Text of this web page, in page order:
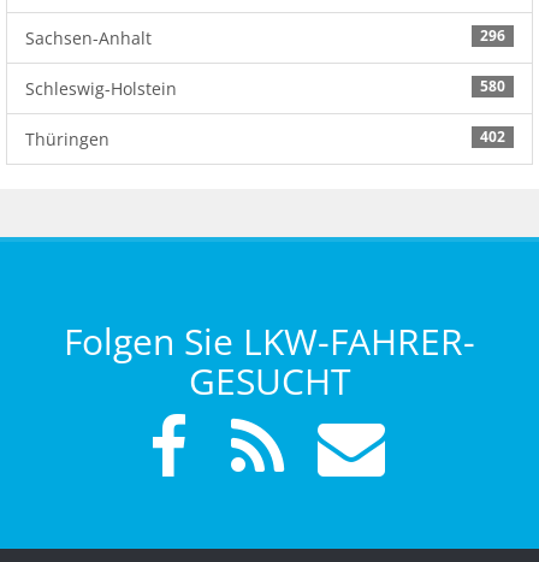
296
Sachsen-Anhalt
580
Schleswig-Holstein
402
Thüringen
Folgen Sie LKW-FAHRER-
GESUCHT